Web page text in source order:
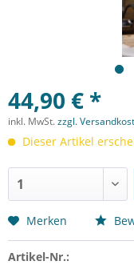
44,90 € *
inkl. MwSt.zzgl.
Dieser Artikel
Merken
Artikel-Nr.: